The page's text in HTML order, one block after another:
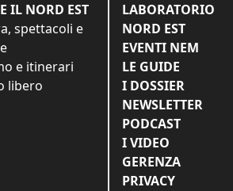
IL NORD EST
spettacoli e
e itinerari
libero
LABORATORIO
NORD EST
EVENTI NEM
LE GUIDE
I DOSSIER
NEWSLETTER
PODCAST
I VIDEO
GERENZA
PRIVACY